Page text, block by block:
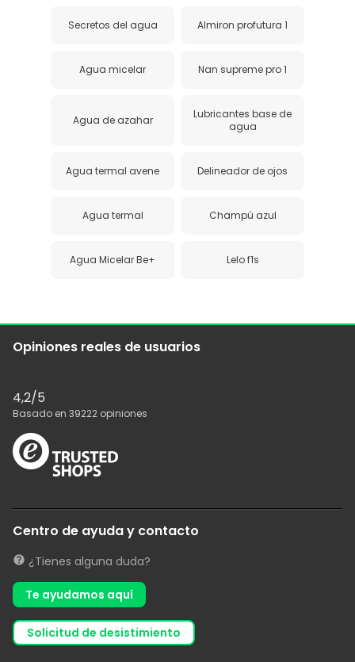
Secretos del agua Almiron profutura 1
Agua micelar Nan supreme pro 1
Agua de azahar
Lubricantes base de
agua
Agua termal avene Delineador de ojos
Agua termal Champú azul
Agua Micelar Be+ Lelo f1s
Opiniones reales de usuarios
4,2/5
Basado en 39222 opiniones
Centro de ayuda y contacto
¿Tienes alguna duda?
Te ayudamos aquí
solicitud de desistimiento